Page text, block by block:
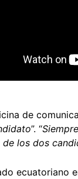
de
”. “
los dos
ecuatoriano